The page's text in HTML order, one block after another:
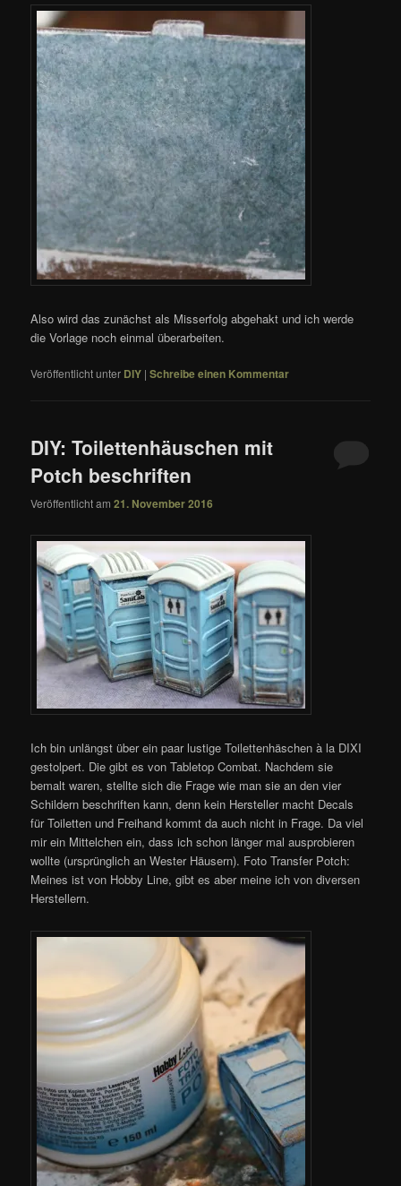
Also wird das zunächst als Misserfolg abgehakt und ich werde
die Vorlage noch einmal überarbeiten.
Veröffentlicht unter DIY |Schreibe einen Kommentar
DIY: Toilettenhäuschen mit
Potch beschriften
Veröffentlicht am21. November 2016
Ich bin unlängst über ein paar lustige Toilettenhäschen à la DIXI
gestolpert. Die gibt es von Tabletop Combat. Nachdem sie
bemalt waren, stellte sich die Frage wie man sie an den vier
Schildern beschriften kann, denn kein Hersteller macht Decals
für Toiletten und Freihand kommt da auch nicht in Frage. Da viel
mir ein Mittelchen ein, dass ich schon länger mal ausprobieren
wollte (ursprünglich an Wester Häusern). Foto Transfer Potch:
Meines ist von Hobby Line, gibt es aber meine ich von diversen
Herstellern.